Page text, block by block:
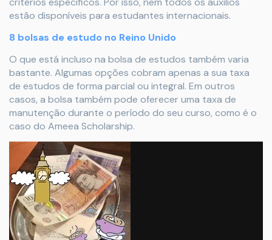
estão disponíveis para estudantes internacionais.
8 bolsas de estudo no Reino Unido
O que está incluso na bolsa de estudos também varia
bastante. Algumas opções cobram apenas a sua taxa
de estudos de forma parcial ou integral. Em outros
casos, a bolsa também pode oferecer uma taxa de
manutenção durante o período do seu curso, como é o
caso do Ameea Scholarship.